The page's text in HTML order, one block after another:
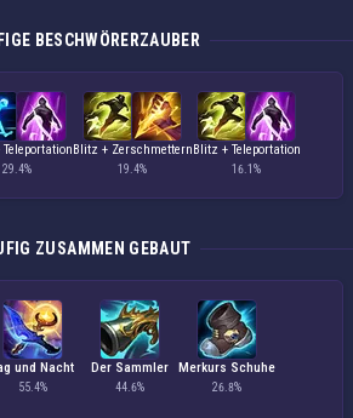
BESCHWÖRERZAUBER
Teleportation
29.4%
Blitz + Zerschmettern
19.4%
Blitz + Teleportation
16.1%
ZUSAMMEN GEBAUT
und Nacht
55.4%
Der Sammler
44.6%
Merkurs Schuhe
26.8%